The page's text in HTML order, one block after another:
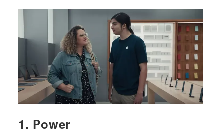
1. Power